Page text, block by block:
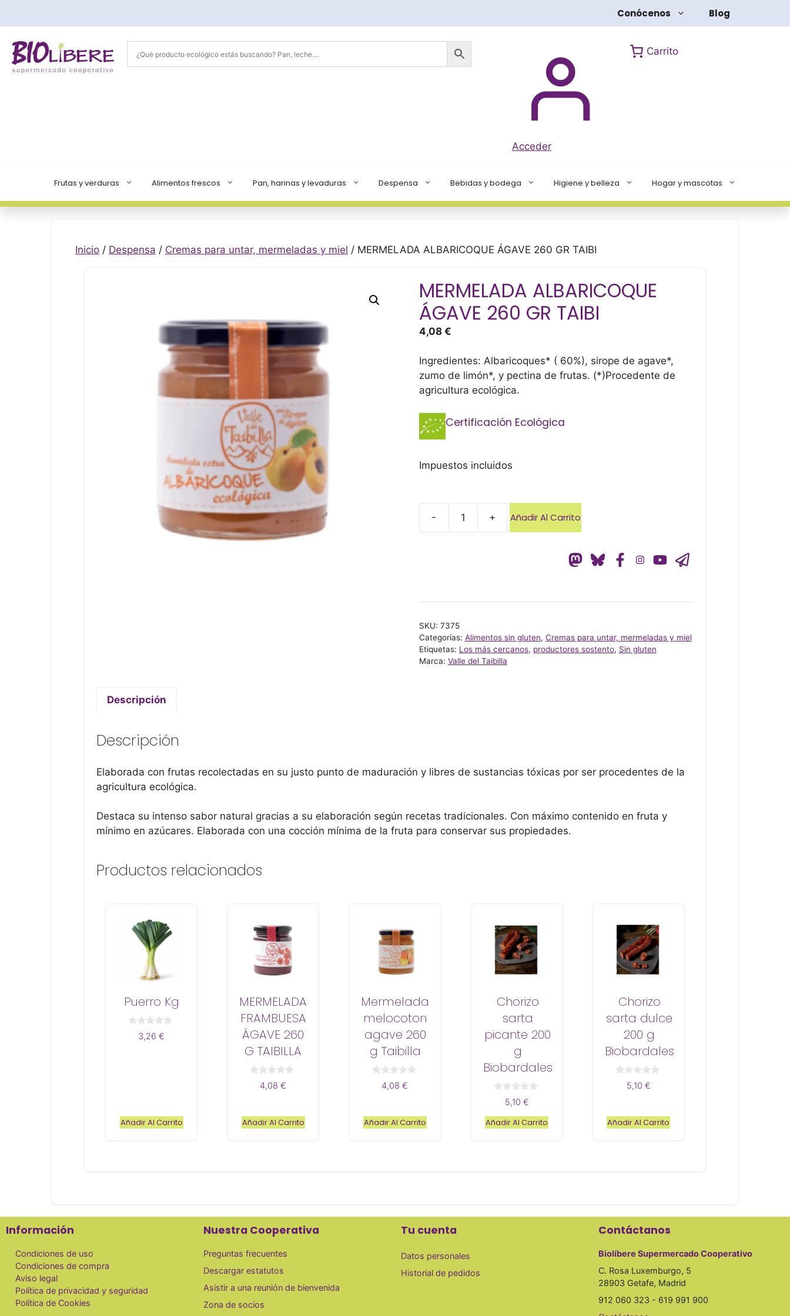
Conócenos Blog
Acceder
Carrito
Frutas y verduras Alimentos frescos Pan, harinas y levaduras Despensa Bebidas y bodega Higiene y belleza Hogar y mascotas
Inicio / Despensa / Cremas para untar, mermeladas y miel / MERMELADA ALBARICOQUE ÁGAVE 260 GR TAIBI
MERMELADA ALBARICOQUE
ÁGAVE 260 GR TAIBI
4,08 €
Ingredientes: Albaricoques* ( 60%), sirope de agave*,
zumo de limón*, y pectina de frutas. (*)Procedente de
agricultura ecológica.
Certificación Ecológica
Impuestos incluidos
-
MERMELADA
+ Añadir Al Carrito
SKU: 7375
Categorías: Alimentos sin gluten, Cremas para untar, mermeladas y miel
Etiquetas: Los más cercanos, productores sostento, Sin gluten
Marca: Valle del Taibilla
Descripción
Descripción
Elaborada con frutas recolectadas en su justo punto de maduración y libres de sustancias tóxicas por ser procedentes de la
agricultura ecológica.
Destaca su intenso sabor natural gracias a su elaboración según recetas tradicionales. Con máximo contenido en fruta y
mínimo en azúcares. Elaborada con una cocción mínima de la fruta para conservar sus propiedades.
Productos relacionados
Puerro Kg
3,26€
Añadir Al Carrito
MERMELADA
FRAMBUESA
ÁGAVE 260
G TAIBILLA
4,08€
Añadir Al Carrito
Mermelada
melocoton
agave 260
g Taibilla
4,08€
Añadir Al Carrito
Chorizo
sarta
picante 200
g
Biobardales
e
5
5,10 €
Añadir Al Carrito
Chorizo
sarta dulce
200 g
Biobardales
5,10 €
Añadir Al Carrito
Información
Condiciones de uso
Condiciones de compra
Aviso legal
Política de privacidad y seguridad
Política de Cookies
Nuestra Cooperativa
Preguntas frecuentes
Descargar estatutos
Asistir a una reunión de bienvenida
Zona de socios
Tu cuenta
Datos personales
Historial de pedidos
Contáctanos
Biolíbere Supermercado Cooperativo
C. Rosa Luxemburgo, 5
28903 Getafe, Madrid
912 060 323 - 619 991 900